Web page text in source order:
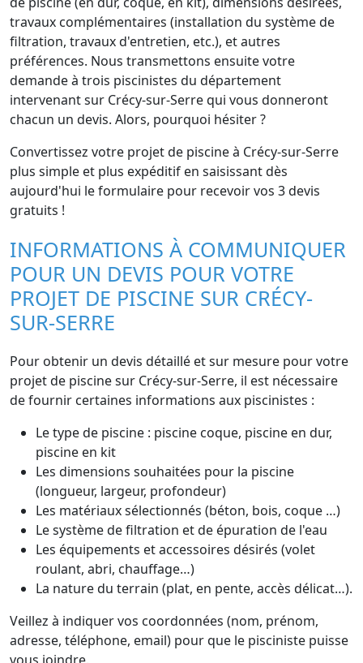
travaux complémentaires (installation du système de
filtration, travaux d'entretien, etc.), et autres
préférences. Nous transmettons ensuite votre
demande à trois piscinistes du département
intervenant sur Crécy-sur-Serre qui vous donneront
chacun un devis. Alors, pourquoi hésiter ?
Convertissez votre projet de piscine à Crécy-sur-Serre
plus simple et plus expéditif en saisissant dès
aujourd'hui le formulaire pour recevoir vos 3 devis
gratuits !
INFORMATIONS À COMMUNIQUER
POUR UN DEVIS POUR VOTRE
PROJET DE PISCINE SUR CRÉCY-
SUR-SERRE
Pour obtenir un devis détaillé et sur mesure pour votre
projet de piscine sur Crécy-sur-Serre, il est nécessaire
de fournir certaines informations aux piscinistes :
Le type de piscine : piscine coque, piscine en dur,
piscine en kit
Les dimensions souhaitées pour la piscine
(longueur, largeur, profondeur)
Les matériaux sélectionnés (béton, bois, coque …)
Le système de filtration et de épuration de l'eau
Les équipements et accessoires désirés (volet
roulant, abri, chauffage…)
La nature du terrain (plat, en pente, accès délicat…).
Veillez à indiquer vos coordonnées (nom, prénom,
adresse, téléphone, email) pour que le pisciniste puisse